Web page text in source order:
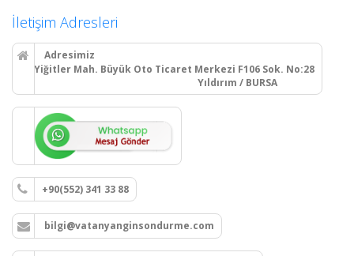
İletişim Adresleri
Adresimiz
Yiğitler Mah. Büyük Oto Ticaret Merkezi F106 Sok. No:28
Yıldırım / BURSA
+90(552) 341 33 88
bilgi@vatanyanginsondurme.com